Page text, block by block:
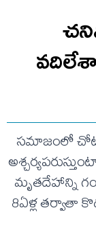
సమాజంలో
మృతదేహాన్ని
8ఏళ్ల తర్వాతా